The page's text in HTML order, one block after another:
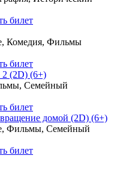
билет
Комедия, Фильмы
билет
(2D) (6+)
Семейный
билет
домой (2D) (6+)
Фильмы, Семейный
билет